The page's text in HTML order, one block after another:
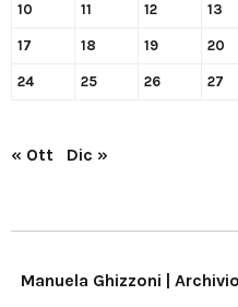
10 11 12 13
17 18 19 20
24 25 26 27
« Ott Dic »
Manuela Ghizzoni |